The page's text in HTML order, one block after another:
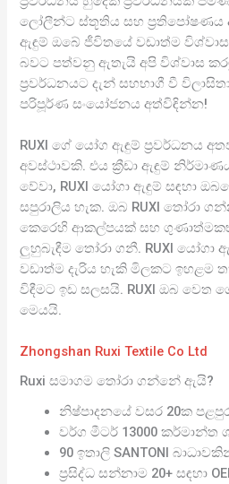
ලෝලීන්ට ස්තූතිය සහ ප්‍රතිපෝෂණය ද
ඇඳුම් ඔබේ ජීවිතයේ වඩාත්ම
බවට පත්වනු ඇතැයි අපි විශ්වාස
ප්‍රවර්ධනයට දැන් සහභාගී වී
පරිපූර්ණ සංයෝජනය අත්විඳින්න!
RUXI ගේ යෝග ඇඳුම් ප්‍රවර්ධනය
අවස්ථාවකි. එය ක්‍රීඩා ඇඳුම්
වේවා, RUXI යෝගා ඇඳුම් සඳහා
සපුරාලිය හැක. ඔබ RUXI තෝරා
කෙරෙහි ආකල්පයක් සහ
ලුහුබැඳීම තෝරා ගනී. RUXI යෝගා
වඩාත්ම දැරිය හැකි මිලකට ඉහළම
විඳීමට ඉඩ සලසයි. RUXI ඔබ වෙත
මෙයයි.
Zhongshan Ruxi Textile Co Ltd
Ruxi සමාගම තෝරා ගන්නේ ඇයි?
නිෂ්පාදනයේ වසර 20ක
වර්ග මීටර් 13000 කර්මාන්ත
90 ඉතාලි SANTONI
ප්‍රසිද්ධ සන්නාම 20+ සඳහා